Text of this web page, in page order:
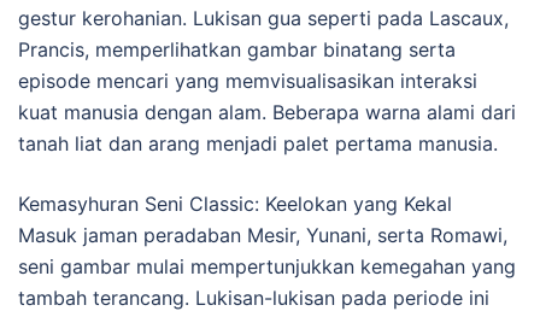
gestur kerohanian. Lukisan gua seperti pada Lascaux,
Prancis, memperlihatkan gambar binatang serta
episode mencari yang memvisualisasikan interaksi
kuat manusia dengan alam. Beberapa warna alami dari
tanah liat dan arang menjadi palet pertama manusia.
Kemasyhuran Seni Classic: Keelokan yang Kekal
Masuk jaman peradaban Mesir, Yunani, serta Romawi,
seni gambar mulai mempertunjukkan kemegahan yang
tambah terancang. Lukisan-lukisan pada periode ini